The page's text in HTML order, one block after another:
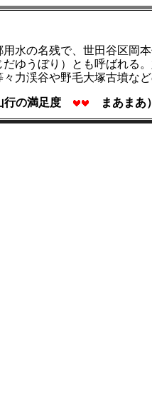
水の名残で、世田谷区岡
ゆうぼり）とも呼ばれる
力渓谷や野毛大塚古墳など
行の満足度 まあまあ）